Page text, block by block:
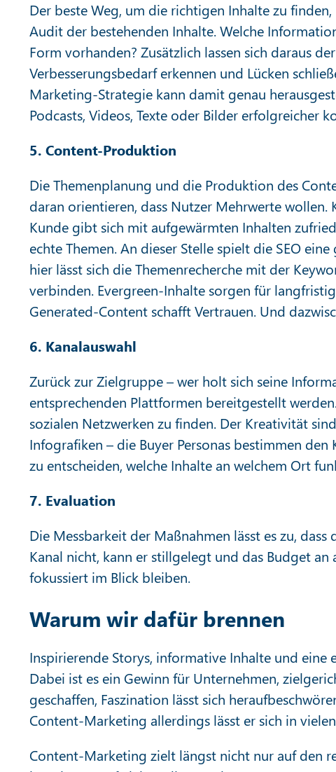
Der beste Weg, um die richtigen Inhalte zu
Audit der bestehenden Inhalte. Welche
Form vorhanden? Zusätzlich lassen sich daraus der
Verbesserungsbedarf erkennen und Lücken
Marketing-Strategie kann damit genau
Podcasts, Videos, Texte oder Bilder erfolgreicher
5. Content-Produktion
Die Themenplanung und die Produktion des
daran orientieren, dass Nutzer Mehrwerte wollen.
Kunde gibt sich mit aufgewärmten Inhalten
echte Themen. An dieser Stelle spielt die SEO
hier lässt sich die Themenrecherche mit der
verbinden. Evergreen-Inhalte sorgen für
Generated-Content schafft Vertrauen. Und
6. Kanalauswahl
Zurück zur Zielgruppe – wer holt sich seine
entsprechenden Plattformen bereitgestellt
sozialen Netzwerken zu finden. Der Kreativität
Infografiken – die Buyer Personas bestimmen
zu entscheiden, welche Inhalte an welchem Ort
7. Evaluation
Die Messbarkeit der Maßnahmen lässt es zu,
Kanal nicht, kann er stillgelegt und das Budget
fokussiert im Blick bleiben.
Warum wir dafür brennen
Inspirierende Storys, informative Inhalte und eine
Dabei ist es ein Gewinn für Unternehmen,
geschaffen, Faszination lässt sich
Content-Marketing allerdings lässt er sich in
Content-Marketing zielt längst nicht nur auf den